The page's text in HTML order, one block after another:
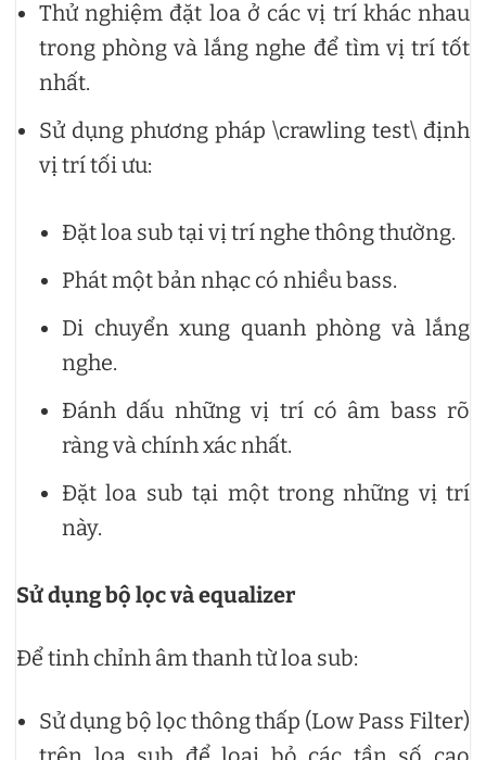
Thử nghiệm đặt loa ở các vị trí khác nhau
trong phòng và lắng nghe để tìm vị trí tốt
nhất.
Sử dụng phương pháp \crawling test\ định
vị trí tối ưu:
Đặt loa sub tại vị trí nghe thông thường.
Phát một bản nhạc có nhiều bass.
Di chuyển xung quanh phòng và lắng
nghe.
Đánh dấu những vị trí có âm bass rõ
ràng và chính xác nhất.
Đặt loa sub tại một trong những vị trí
này.
Sử dụng bộ lọc và equalizer
Để tinh chỉnh âm thanh từ loa sub:
Sử dụng bộ lọc thông thấp (Low Pass Filter)